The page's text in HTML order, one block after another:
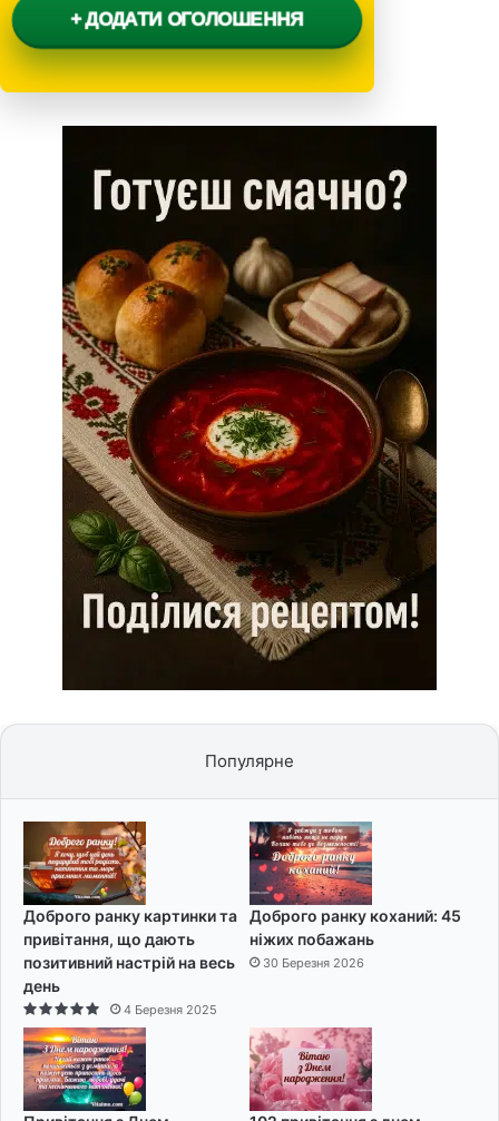
+ ДОДАТИ ОГОЛОШЕННЯ
Популярне
Доброго ранку картинки та
привітання, що дають
позитивний настрій на весь
день
4 Березня 2025
Доброго ранку коханий: 45
ніжих побажань
30 Березня 2026